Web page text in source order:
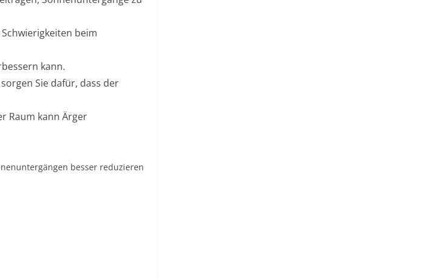
beim
kann.
Sie dafür, dass der
Raum kann Ärger
besser reduzieren